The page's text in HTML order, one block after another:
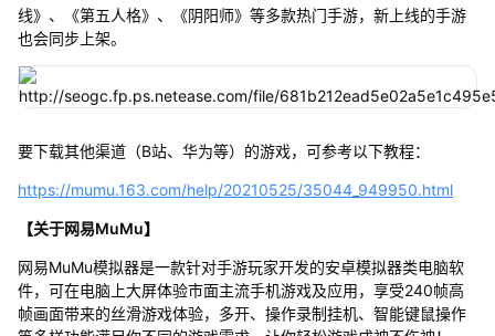
线》、《第五人格》、《阴阳师》等多款热门手游，新上线的手游
也会同步上架。
要下载其他渠道（B站、华为等）的游戏，可参考以下教程：
https://mumu.163.com/help/20210525/35044_949950.html
【关于网易MuMu】
网易MuMu模拟器是一款针对手游玩家开发的安卓模拟器类电脑软
件，可在电脑上大屏体验市面主流手机游戏及应用，享受240帧高
帧画面带来的丝滑游戏体验，多开、操作录制挂机、智能键鼠操作